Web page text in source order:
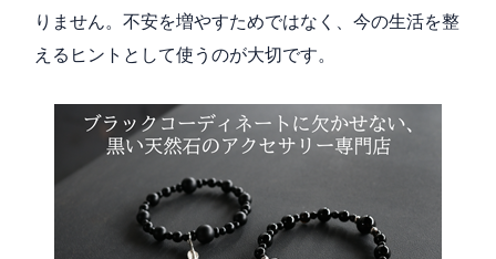
りません。不安を増やすためではなく、今の生活を整
えるヒントとして使うのが大切です。